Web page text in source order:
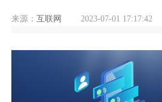
来源： 互联网 2023-07-01 17:17:42